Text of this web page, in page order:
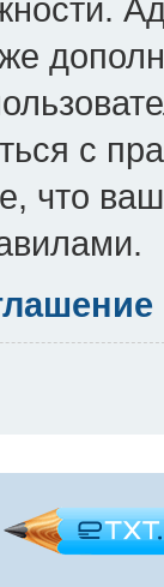
с
что